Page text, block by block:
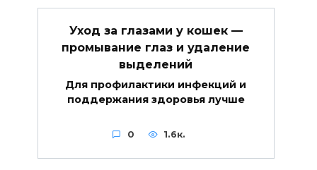
Уход за глазами у кошек —
промывание глаз и удаление
выделений
Для профилактики инфекций и
поддержания здоровья лучше
0 1.6к.